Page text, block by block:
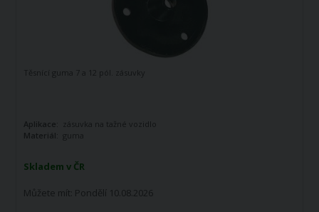
Skladem v ČR
Můžete mít: Pondělí 10.08.2026
Těsnící guma 7 a 12 pól. zásuvky
Aplikace: zásuvka na tažné vozidlo
Materiál: guma